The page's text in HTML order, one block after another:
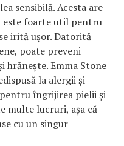
sensibilă. Acesta are
foarte util pentru
irită ușor. Datorită
poate preveni
hrănește. Emma Stone
la alergii și
îngrijirea pielii și
multe lucruri, așa că
cu un singur